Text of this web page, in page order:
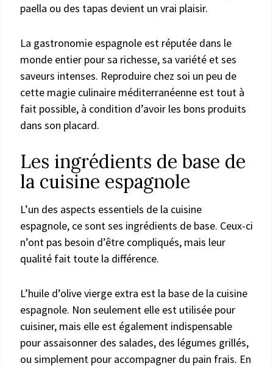
paella ou des tapas devient un vrai plaisir.
La gastronomie espagnole est réputée dans le
monde entier pour sa richesse, sa variété et ses
saveurs intenses. Reproduire chez soi un peu de
cette magie culinaire méditerranéenne est tout à
fait possible, à condition d’avoir les bons produits
dans son placard.
Les ingrédients de base de
la cuisine espagnole
L’un des aspects essentiels de la cuisine
espagnole, ce sont ses ingrédients de base. Ceux-ci
n’ont pas besoin d’être compliqués, mais leur
qualité fait toute la différence.
L’huile d’olive vierge extra est la base de la cuisine
espagnole. Non seulement elle est utilisée pour
cuisiner, mais elle est également indispensable
pour assaisonner des salades, des légumes grillés,
ou simplement pour accompagner du pain frais. En